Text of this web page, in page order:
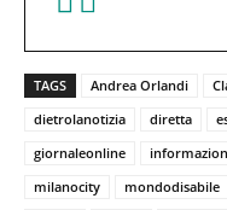
TAGS Andrea Orlandi
dietrolanotizia
diretta
giornaleonline
milanocity
mondodisabile